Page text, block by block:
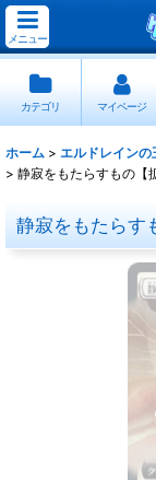
メニュー
カテゴリ マイページ
ホーム > エルドレインの
> 静寂をもたらすもの【
静寂をもたらす